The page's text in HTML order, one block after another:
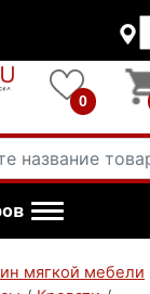
0
мягкой мебели